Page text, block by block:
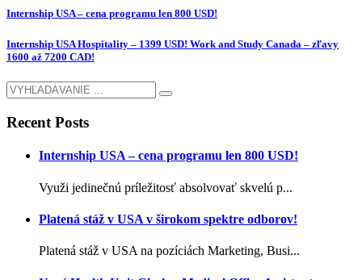
Internship USA – cena programu len 800 USD!
Internship USA Hospitality – 1399 USD! Work and Study Canada – zľavy
1600 až 7200 CAD!
Recent Posts
Internship USA – cena programu len 800 USD!
Využi jedinečnú príležitosť absolvovať skvelú p...
Platená stáž v USA v širokom spektre odborov!
Platená stáž v USA na pozíciách Marketing, Busi...